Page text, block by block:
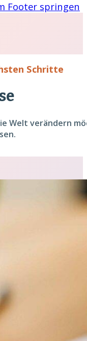
Footer springen
Schritte
Welt verändern